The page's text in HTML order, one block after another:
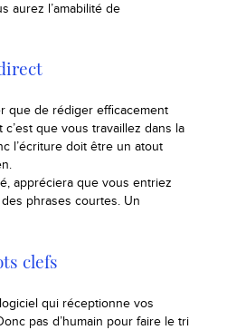
aurez l’amabilité de
que de rédiger efficacement
que vous travaillez dans la
l’écriture doit être un atout
appréciera que vous entriez
phrases courtes. Un
clefs
qui réceptionne vos
pas d’humain pour faire le tri